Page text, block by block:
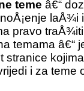
teme â€“
laÅ¾i
pravo
temama â€“
stranice
i za teme